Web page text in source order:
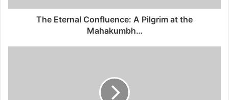
The Eternal Confluence: A Pilgrim at the
Mahakumbh…